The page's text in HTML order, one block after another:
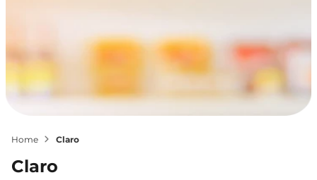
claro
claro